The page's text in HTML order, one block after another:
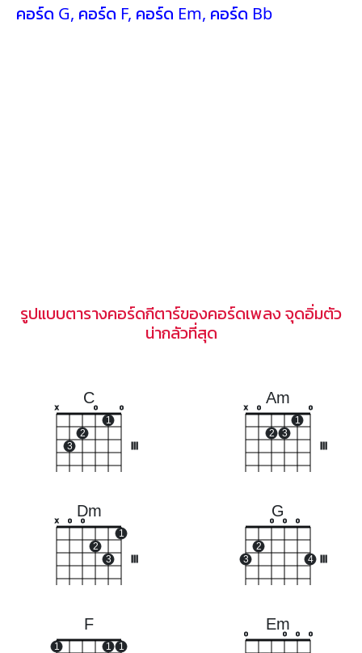
คอร์ด G, คอร์ด F, คอร์ด Em, คอร์ด Bb
รูปแบบตารางคอร์ดกีตาร์ของคอร์ดเพลง จุดอิ่มตัว
น่ากลัวที่สุด
C
x
3
2
o
1
o
Am
x o
2 3
1
o
Dm
x o o
2
3
1
G
3
2
o o o
4
F
1 1 1
Em
o o o o